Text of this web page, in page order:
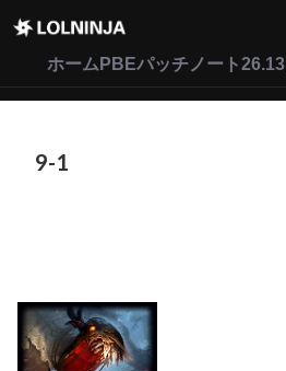
ホーム PBEパッチノート26.13
9-1